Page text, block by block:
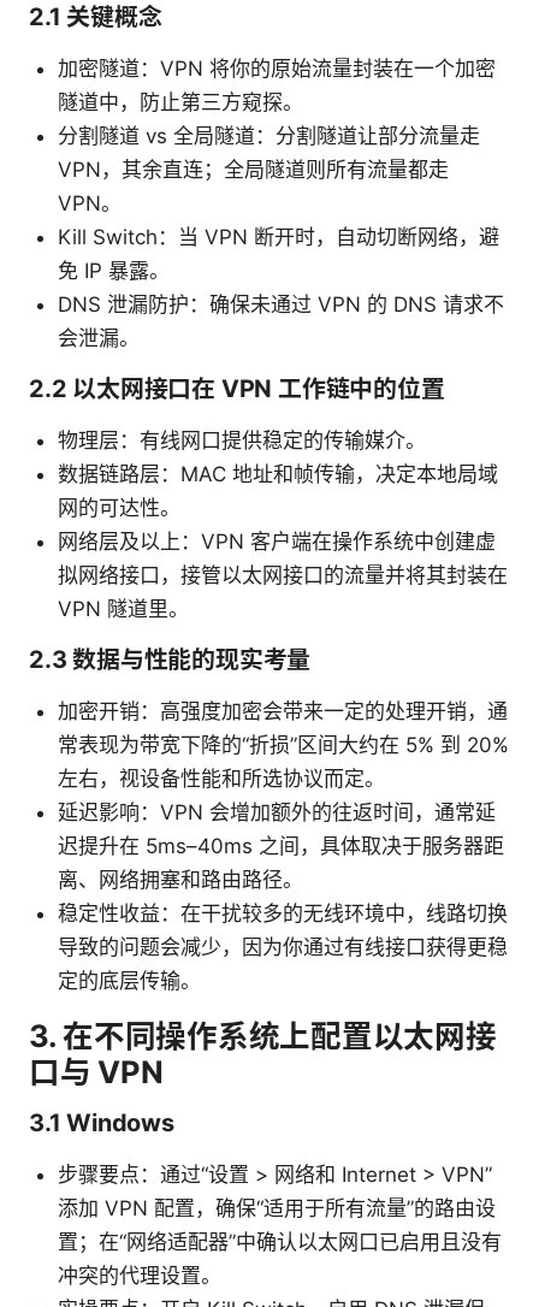
2.1 关键概念
加密隧道：VPN 将你的原始流量封装在一个加密
隧道中，防止第三方窥探。
分割隧道 vs 全局隧道：分割隧道让部分流量走
VPN，其余直连；全局隧道则所有流量都走
VPN。
Kill Switch：当 VPN 断开时，自动切断网络，避
免 IP 暴露。
DNS 泄漏防护：确保未通过 VPN 的 DNS 请求不
会泄漏。
2.2 以太网接口在 VPN 工作链中的位置
物理层：有线网口提供稳定的传输媒介。
数据链路层：MAC 地址和帧传输，决定本地局域
网的可达性。
网络层及以上：VPN 客户端在操作系统中创建虚
拟网络接口，接管以太网接口的流量并将其封装在
VPN 隧道里。
2.3 数据与性能的现实考量
加密开销：高强度加密会带来一定的处理开销，通
常表现为带宽下降的“折损”区间大约在 5% 到 20%
左右，视设备性能和所选协议而定。
延迟影响：VPN 会增加额外的往返时间，通常延
迟提升在 5ms–40ms 之间，具体取决于服务器距
离、网络拥塞和路由路径。
稳定性收益：在干扰较多的无线环境中，线路切换
导致的问题会减少，因为你通过有线接口获得更稳
定的底层传输。
3. 在不同操作系统上配置以太网接
口与 VPN
3.1 Windows
步骤要点：通过“设置 > 网络和 Internet > VPN”
添加 VPN 配置，确保“适用于所有流量”的路由设
置；在“网络适配器”中确认以太网口已启用且没有
冲突的代理设置。